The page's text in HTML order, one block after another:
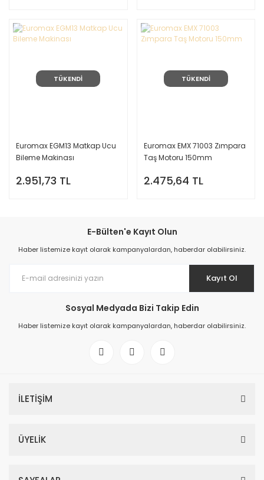
TÜKENDİ
Euromax EGM13 Matkap Ucu
Bileme Makinası
2.951,73 TL
TÜKENDİ
Euromax EMX 71003 Zımpara
Taş Motoru 150mm
2.475,64 TL
E-Bülten'e Kayıt Olun
Haber listemize kayıt olarak kampanyalardan, haberdar olabilirsiniz.
Kayıt Ol
Sosyal Medyada Bizi Takip Edin
Haber listemize kayıt olarak kampanyalardan, haberdar olabilirsiniz.
İLETİŞİM
ÜYELİK